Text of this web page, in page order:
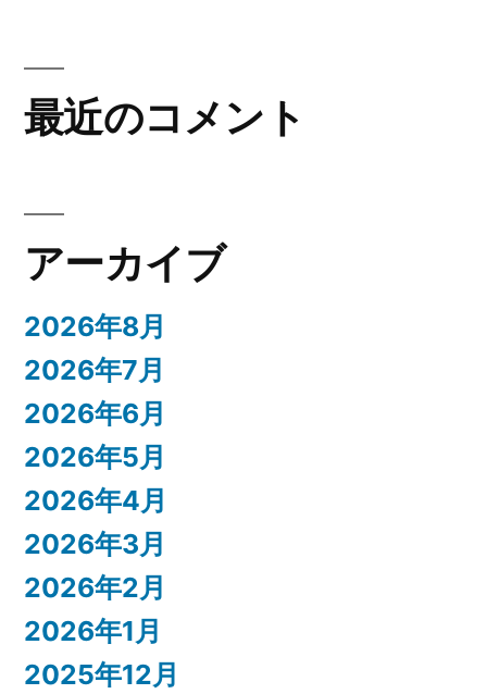
最近のコメント
アーカイブ
2026年8月
2026年7月
2026年6月
2026年5月
2026年4月
2026年3月
2026年2月
2026年1月
2025年12月